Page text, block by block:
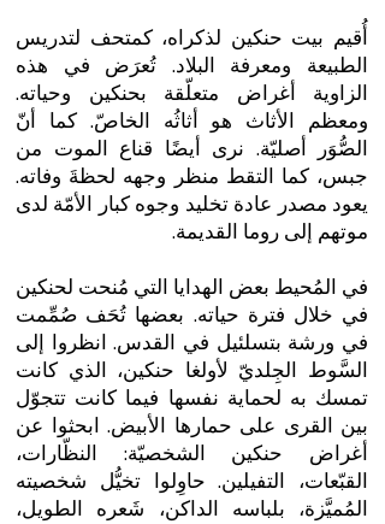
أُقيم بيت حنكين لذكراه، كمتحف لتدريس
الطبيعة ومعرفة البلاد. تُعرَض في هذه
الزاوية أغراض متعلّقة بحنكين وحياته.
ومعظم الأثاث هو أثاثُه الخاصّ. كما أنّ
الصُّوَر أصليّة. نرى أيضًا قناع الموت من
جبس، كما التقط منظر وجهه لحظةَ وفاته.
يعود مصدر عادة تخليد وجوه كبار الأمّة لدى
موتهم إلى روما القديمة.
في المُحيط بعض الهدايا التي مُنحت لحنكين
في خلال فترة حياته. بعضها تُحَف صُمِّمت
في ورشة بتسلئيل في القدس. انظروا إلى
السَّوط الجِلديّ لأولغا حنكين، الذي كانت
تمسك به لحماية نفسها فيما كانت تتجوّل
بين القرى على حمارها الأبيض. ابحثوا عن
أغراض حنكين الشخصيّة: النظّارات،
القبّعات، التفيلين. حاوِلوا تخيُّل شخصيته
المُميَّزة، بلباسه الداكن، شَعره الطويل،